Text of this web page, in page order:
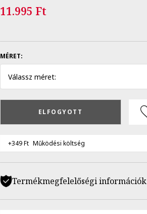
11.995 Ft
MÉRET:
Válassz méret:
ELFOGYOTT
+349 Ft Működési költség
Termékmegfelelőségi információk